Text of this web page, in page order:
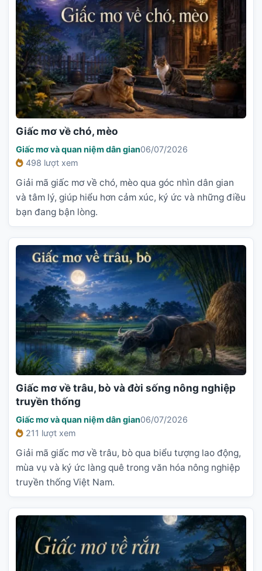
Giấc mơ về chó, mèo
Giấc mơ và quan niệm dân gian06/07/2026
498 lượt xem
Giải mã giấc mơ về chó, mèo qua góc nhìn dân gian
và tâm lý, giúp hiểu hơn cảm xúc, ký ức và những điều
bạn đang bận lòng.
Giấc mơ về trâu, bò và đời sống nông nghiệp
truyền thống
Giấc mơ và quan niệm dân gian06/07/2026
211 lượt xem
Giải mã giấc mơ về trâu, bò qua biểu tượng lao động,
mùa vụ và ký ức làng quê trong văn hóa nông nghiệp
truyền thống Việt Nam.